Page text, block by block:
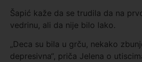
Šapić kaže da se trudila da na
vedrinu, ali da nije bilo lako.
„Deca su bila u grču, nekako
depresivna“, priča Jelena o